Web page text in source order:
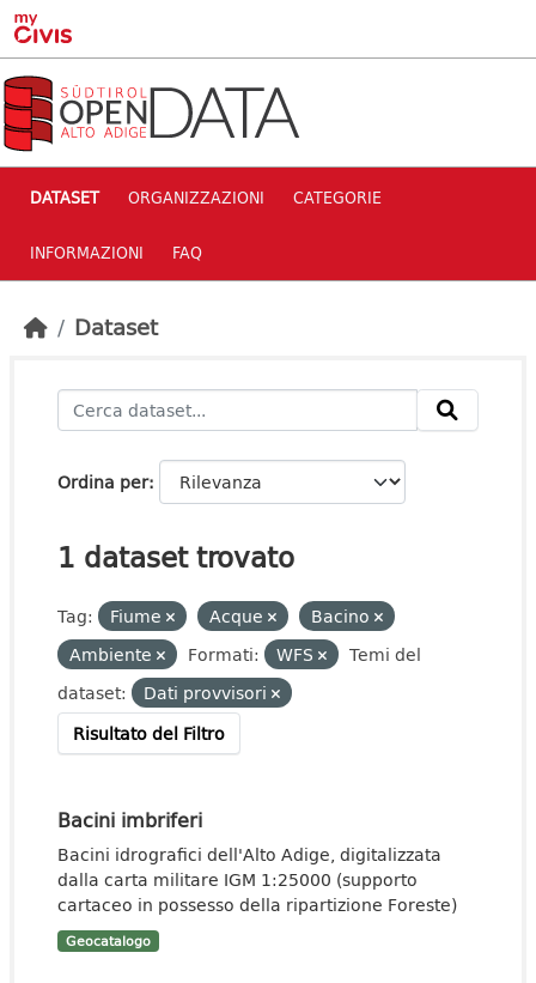
Skip to main content
DATASET ORGANIZZAZIONI CATEGORIE
INFORMAZIONI FAQ
Dataset
Ordina per
1 dataset trovato
Tag: Fiume Acque
Bacino
Ambiente
Formati: WFS
Temi del
dataset:
Dati provvisori
Risultato del Filtro
Bacini imbriferi
Bacini idrografici dell'Alto Adige, digitalizzata
dalla carta militare IGM 1:25000 (supporto
cartaceo in possesso della ripartizione Foreste)
Geocatalogo